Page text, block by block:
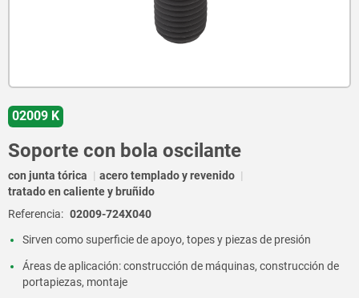
02009 K
Soporte con bola oscilante
con junta tórica
acero templado y revenido
tratado en caliente y bruñido
Referencia: 02009-724X040
Sirven como superficie de apoyo, topes y piezas de presión
Áreas de aplicación: construcción de máquinas, construcción de
portapiezas, montaje